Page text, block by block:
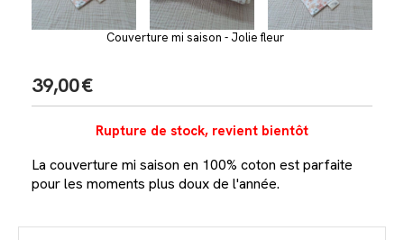
Couverture mi saison - Jolie fleur
39,00€
Rupture de stock, revient bientôt
La couverture mi saison en 100% coton est parfaite
pour les moments plus doux de l'année.